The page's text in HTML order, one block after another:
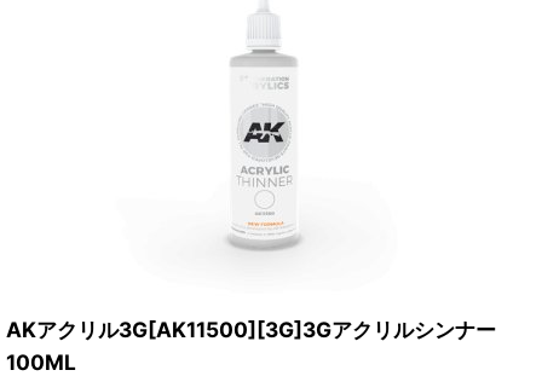
AKアクリル3G[AK11500][3G]3Gアクリルシンナー
100ML